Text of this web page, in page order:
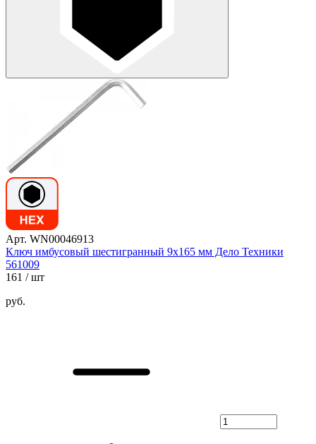
Арт. WN00046913
Ключ имбусовый шестигранный 9х165 мм Дело Техники
561009
161 / шт
руб.